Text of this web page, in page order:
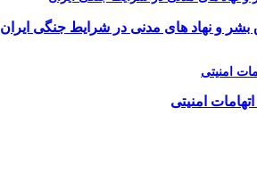
و نهاد های مدنی در شرایط جنگی ایران
امنیتی